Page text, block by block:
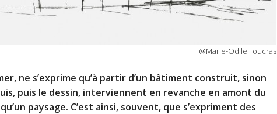
@Marie-Odile Foucras
ne s’exprime qu’à partir d’un bâtiment construit, sinon
puis le dessin, interviennent en revanche en amont du
paysage. C’est ainsi, souvent, que s’expriment des